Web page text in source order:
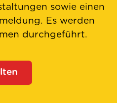
sowie einen
Es werden
durchgeführt.